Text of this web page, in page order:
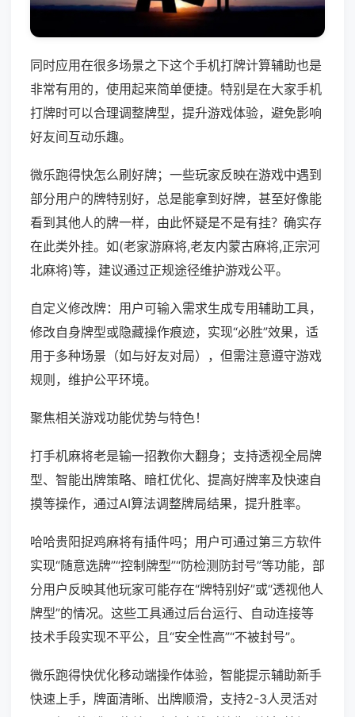
同时应用在很多场景之下这个手机打牌计算辅助也是
非常有用的，使用起来简单便捷。特别是在大家手机
打牌时可以合理调整牌型，提升游戏体验，避免影响
好友间互动乐趣。
微乐跑得快怎么刷好牌；一些玩家反映在游戏中遇到
部分用户的牌特别好，总是能拿到好牌，甚至好像能
看到其他人的牌一样，由此怀疑是不是有挂？确实存
在此类外挂。如(老家游麻将,老友内蒙古麻将,正宗河
北麻将)等，建议通过正规途径维护游戏公平。
自定义修改牌：用户可输入需求生成专用辅助工具，
修改自身牌型或隐藏操作痕迹，实现“必胜”效果，适
用于多种场景（如与好友对局），但需注意遵守游戏
规则，维护公平环境。
聚焦相关游戏功能优势与特色！
打手机麻将老是输一招教你大翻身；支持透视全局牌
型、智能出牌策略、暗杠优化、提高好牌率及快速自
摸等操作，通过AI算法调整牌局结果，提升胜率。
哈哈贵阳捉鸡麻将有插件吗；用户可通过第三方软件
实现“随意选牌”“控制牌型”“防检测防封号”等功能，部
分用户反映其他玩家可能存在“牌特别好”或“透视他人
牌型”的情况。这些工具通过后台运行、自动连接等
技术手段实现不平公，且“安全性高”“不被封号”。
微乐跑得快优化移动端操作体验，智能提示辅助新手
快速上手，牌面清晰、出牌顺滑，支持2-3人灵活对